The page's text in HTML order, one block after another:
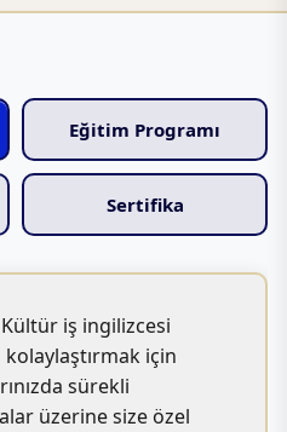
Eğitim Programı
Sertifika
iş ingilizcesi
kolaylaştırmak için
sürekli
üzerine size özel